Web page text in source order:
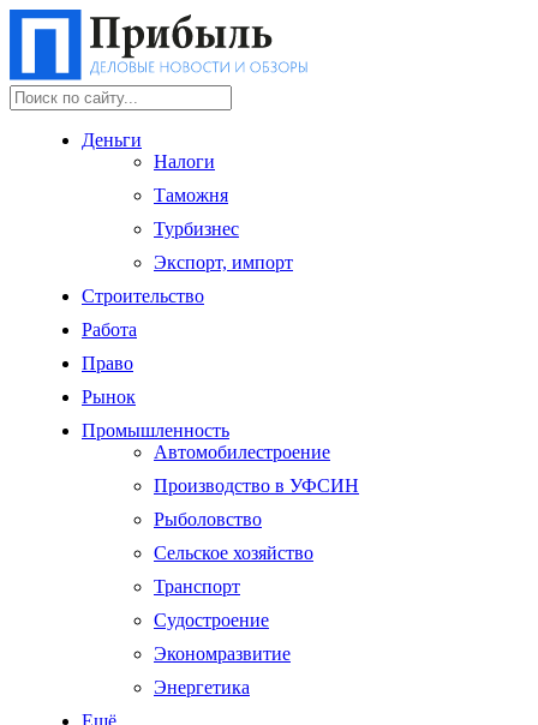
Деньги
Налоги
Таможня
Турбизнес
Экспорт, импорт
Строительство
Работа
Право
Рынок
Промышленность
Автомобилестроение
Производство в УФСИН
Рыболовство
Сельское хозяйство
Транспорт
Судостроение
Экономразвитие
Энергетика